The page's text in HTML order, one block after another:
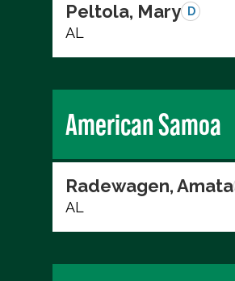
Peltola, Mary D
AL
American Samoa
Radewagen, Amata
AL